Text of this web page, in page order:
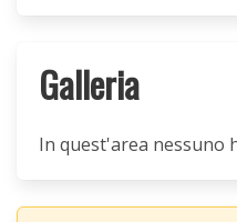
Galleria
In quest'area nessuno